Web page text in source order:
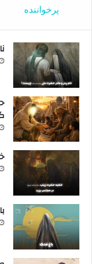
پرخواننده